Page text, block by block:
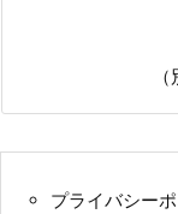
プライバシー